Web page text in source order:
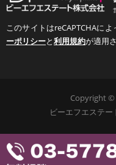
このサイトはreCAPTCHAに
ーポリシーと利用規約が適用
Copyright ©
ビーエフエステ